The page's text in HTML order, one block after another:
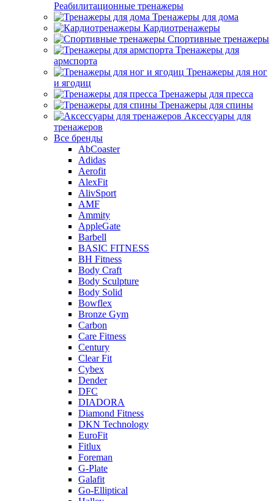
Реабилитационные тренажеры
Тренажеры для дома
Кардиотренажеры
Спортивные тренажеры
Тренажеры для
армспорта
Тренажеры для ног
и ягодиц
Тренажеры для пресса
Тренажеры для спины
Аксессуары для
тренажеров
Все бренды
AbCoaster
Adidas
Aerofit
AlexFit
AlivSport
AMF
Ammity
AppleGate
Barbell
BASIC FITNESS
BH Fitness
Body Craft
Body Sculpture
Body Solid
Bowflex
Bronze Gym
Carbon
Care Fitness
Century
Clear Fit
Cybex
Dender
DFC
DIADORA
Diamond Fitness
DKN Technology
EuroFit
Fitlux
Foreman
G-Plate
Galafit
Go-Elliptical